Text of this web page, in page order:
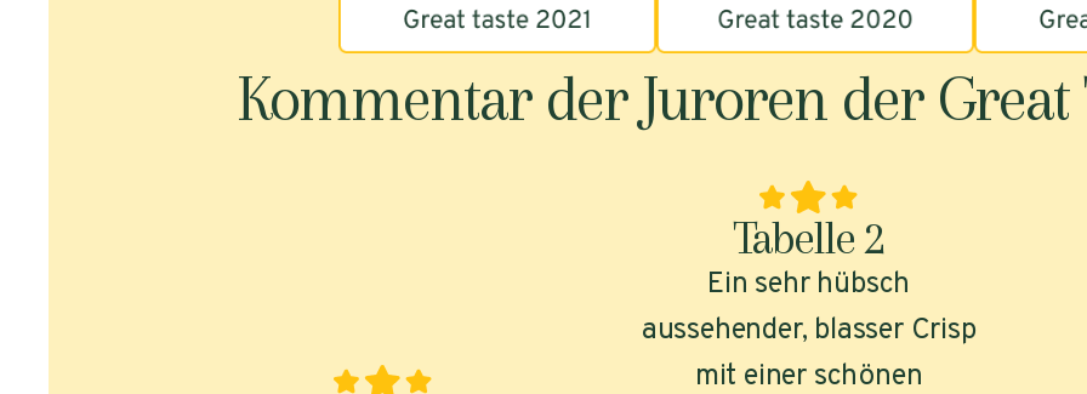
Kommentar der Juroren der Great
Tabelle 2
Ein sehr hübsch
aussehender, blasser Crisp
mit einer schönen